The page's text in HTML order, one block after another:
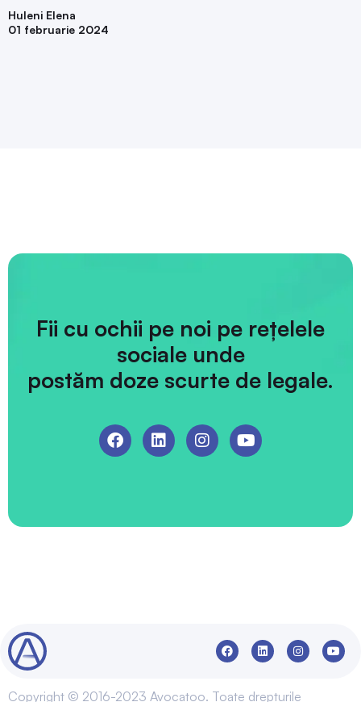
Huleni Elena
01 februarie 2024
Fii cu ochii pe noi pe rețelele
sociale unde
postăm doze scurte de legale.
Copyright © 2016-2023 Avocatoo. Toate drepturile